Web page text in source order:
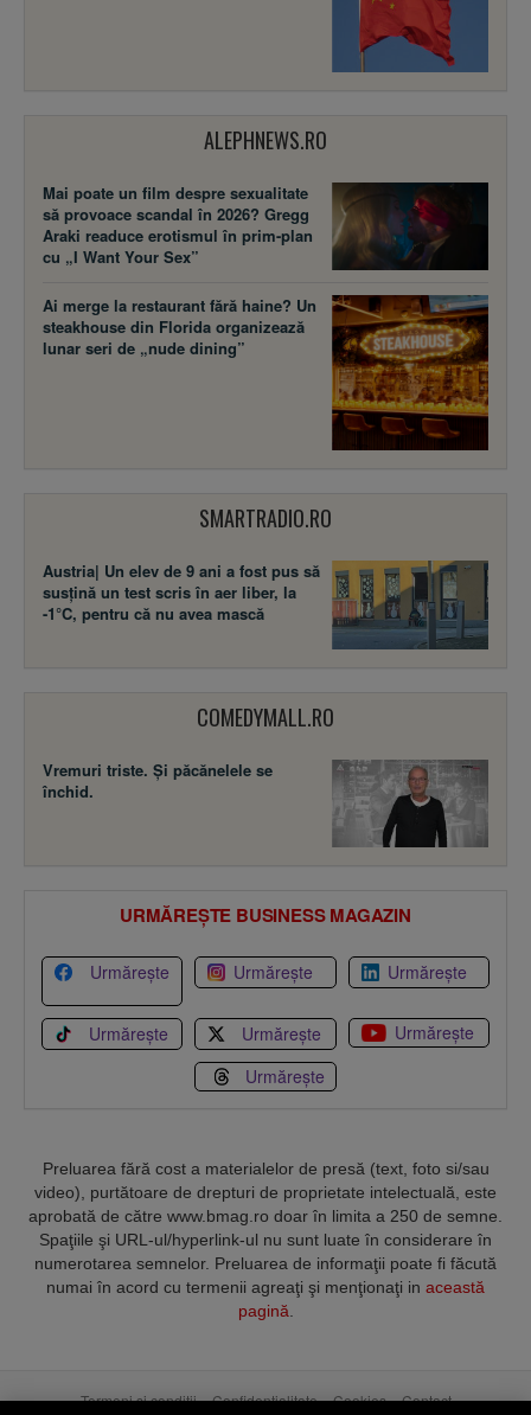
ALEPHNEWS.RO
Mai poate un film despre sexualitate
să provoace scandal în 2026? Gregg
Araki readuce erotismul în prim-plan
cu „I Want Your Sex”
Ai merge la restaurant fără haine? Un
steakhouse din Florida organizează
lunar seri de „nude dining”
SMARTRADIO.RO
Austria| Un elev de 9 ani a fost pus să
susţină un test scris în aer liber, la
-1°C, pentru că nu avea mască
COMEDYMALL.RO
Vremuri triste. Şi păcănelele se
închid.
URMĂREȘTE BUSINESS MAGAZIN
Urmărește Urmărește Urmărește
Urmărește Urmărește
Urmărește
Urmărește
Preluarea fără cost a materialelor de presă (text, foto si/sau
video), purtătoare de drepturi de proprietate intelectuală, este
aprobată de către www.bmag.ro doar în limita a 250 de semne.
Spaţiile şi URL-ul/hyperlink-ul nu sunt luate în considerare în
numerotarea semnelor. Preluarea de informaţii poate fi făcută
numai în acord cu termenii agreaţi şi menţionaţi in această
pagină.
Termeni și condiții Confidențialitate Cookies Contact